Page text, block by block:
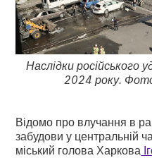
Наслідки російського
2024 року. Фото
Відомо про влучання в
забудови у центральній
міський голова Харкова